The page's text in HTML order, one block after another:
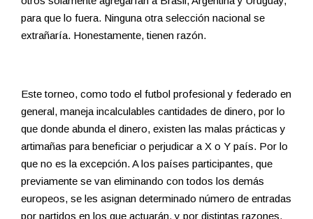
para que lo fuera. Ninguna otra selección nacional se
extrañaría. Honestamente, tienen razón.
Este torneo, como todo el futbol profesional y federado en
general, maneja incalculables cantidades de dinero, por lo
que donde abunda el dinero, existen las malas prácticas y
artimañas para beneficiar o perjudicar a X o Y país. Por lo
que no es la excepción. A los países participantes, que
previamente se van eliminando con todos los demás
europeos, se les asignan determinado número de entradas
por partidos en los que actuarán, y por distintas razones,